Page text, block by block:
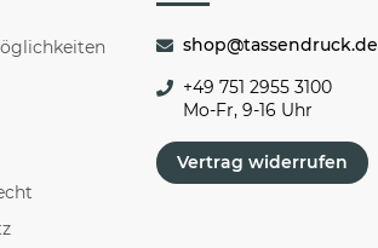
shop@tassendruck.de
+49 751 2955 3100
Mo-Fr, 9-16 Uhr
Vertrag widerrufen